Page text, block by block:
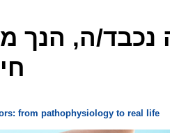
נכבד/ה, הנך
from pathophysiology to real life